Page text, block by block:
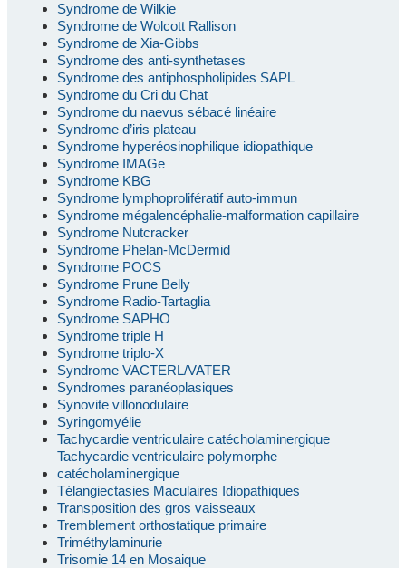
Syndrome de Wilkie
Syndrome de Wolcott Rallison
Syndrome de Xia-Gibbs
Syndrome des anti-synthetases
Syndrome des antiphospholipides SAPL
Syndrome du Cri du Chat
Syndrome du naevus sébacé linéaire
Syndrome d’iris plateau
Syndrome hyperéosinophilique idiopathique
Syndrome IMAGe
Syndrome KBG
Syndrome lymphoprolifératif auto-immun
Syndrome mégalencéphalie-malformation capillaire
Syndrome Nutcracker
Syndrome Phelan-McDermid
Syndrome POCS
Syndrome Prune Belly
Syndrome Radio-Tartaglia
Syndrome SAPHO
Syndrome triple H
Syndrome triplo-X
Syndrome VACTERL/VATER
Syndromes paranéoplasiques
Synovite villonodulaire
Syringomyélie
Tachycardie ventriculaire catécholaminergique
Tachycardie ventriculaire polymorphe
catécholaminergique
Télangiectasies Maculaires Idiopathiques
Transposition des gros vaisseaux
Tremblement orthostatique primaire
Triméthylaminurie
Trisomie 14 en Mosaique